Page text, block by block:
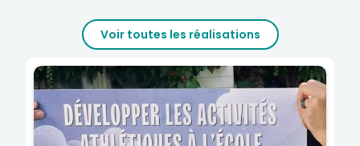
Voir toutes les réalisations